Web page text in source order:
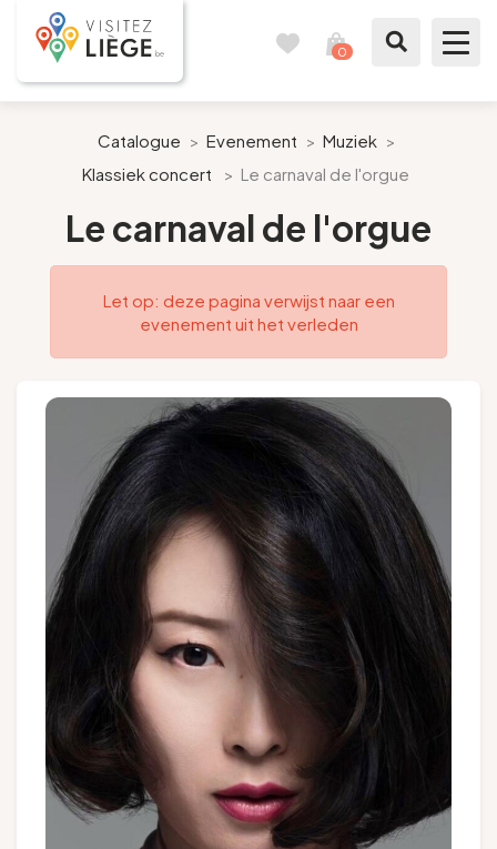
0
Inspiraties
Bereid mijn verblijf voor
Onze suggesties
Pays de Liège
Volg ons
Groepen en touroperators
EN NL DE
Catalogue > Evenement > Muziek >
Klassiek concert
> Le carnaval de l'orgue
Le carnaval de l'orgue
Let op: deze pagina verwijst naar een
evenement uit het verleden